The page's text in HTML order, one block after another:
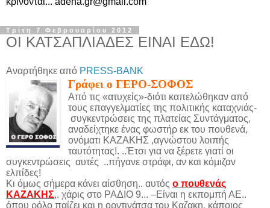
Τρίτη 7 Φεβρουαρίου 2012
ΟΙ ΚΑΤΣΑΠΛΙΑΔΕΣ ΕΙΝΑΙ ΕΔΩ!
Αναρτήθηκε από PRESS-BANK
Γράφει ο ΓΕΡΟ-ΣΟΦΟΣ
Από τις «ατυχείς»-διότι καπελώθηκαν από
τους επαγγελματίες της πολιτικής καταχνιάς-
συγκεντρώσεις της πλατείας Συντάγματος,
αναδείχτηκε ένας φωστήρ εκ του πουθενά,
ονόματι ΚΑΖΑΚΗΣ ,αγνώστου λοιπής
ταυτότητας!. ..Έτσι για να ξέρετε γιατί οι
συγκεντρώσεις αυτές ..πήγανε στράφι, αν και κόμιζαν
ελπίδες!
Κι όμως σήμερα κάνει αίσθηση.. αυτός ο πουθενάς
ΚΑΖΑΚΗΣ,. χάρις στο ΡΑΔΙΟ 9... –Είναι η εκπομπή ΑΕ..
όπου ρόλο παίζει και η ορντινάτσα του Καζακη, κάποιος